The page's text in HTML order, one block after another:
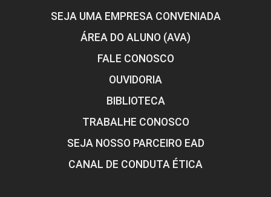
SEJA UMA EMPRESA CONVENIADA
ÁREA DO ALUNO (AVA)
FALE CONOSCO
OUVIDORIA
BIBLIOTECA
TRABALHE CONOSCO
SEJA NOSSO PARCEIRO EAD
CANAL DE CONDUTA ÉTICA